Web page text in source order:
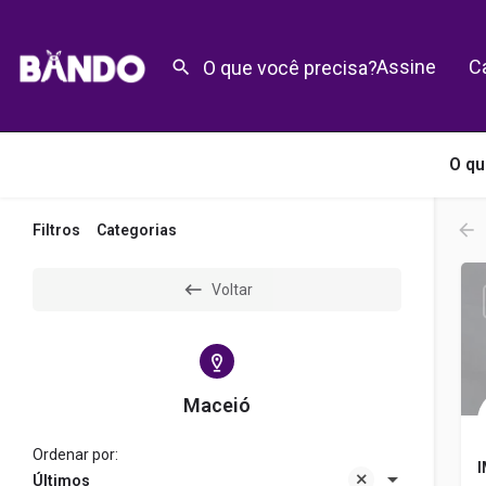
Assine
O
Filtros Categorias
Voltar
Maceió
Últimos
Ordenar por: